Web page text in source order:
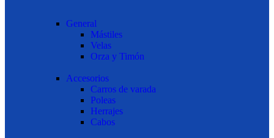
General
Mástiles
Velas
Orza y Timón
Accesorios
Carros de varada
Poleas
Herrajes
Cabos